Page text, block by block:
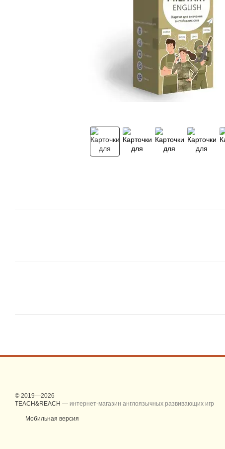
© 2019—2026
TEACH&REACH — интернет-магазин англоязычных развивающих игр
Мобильная версия